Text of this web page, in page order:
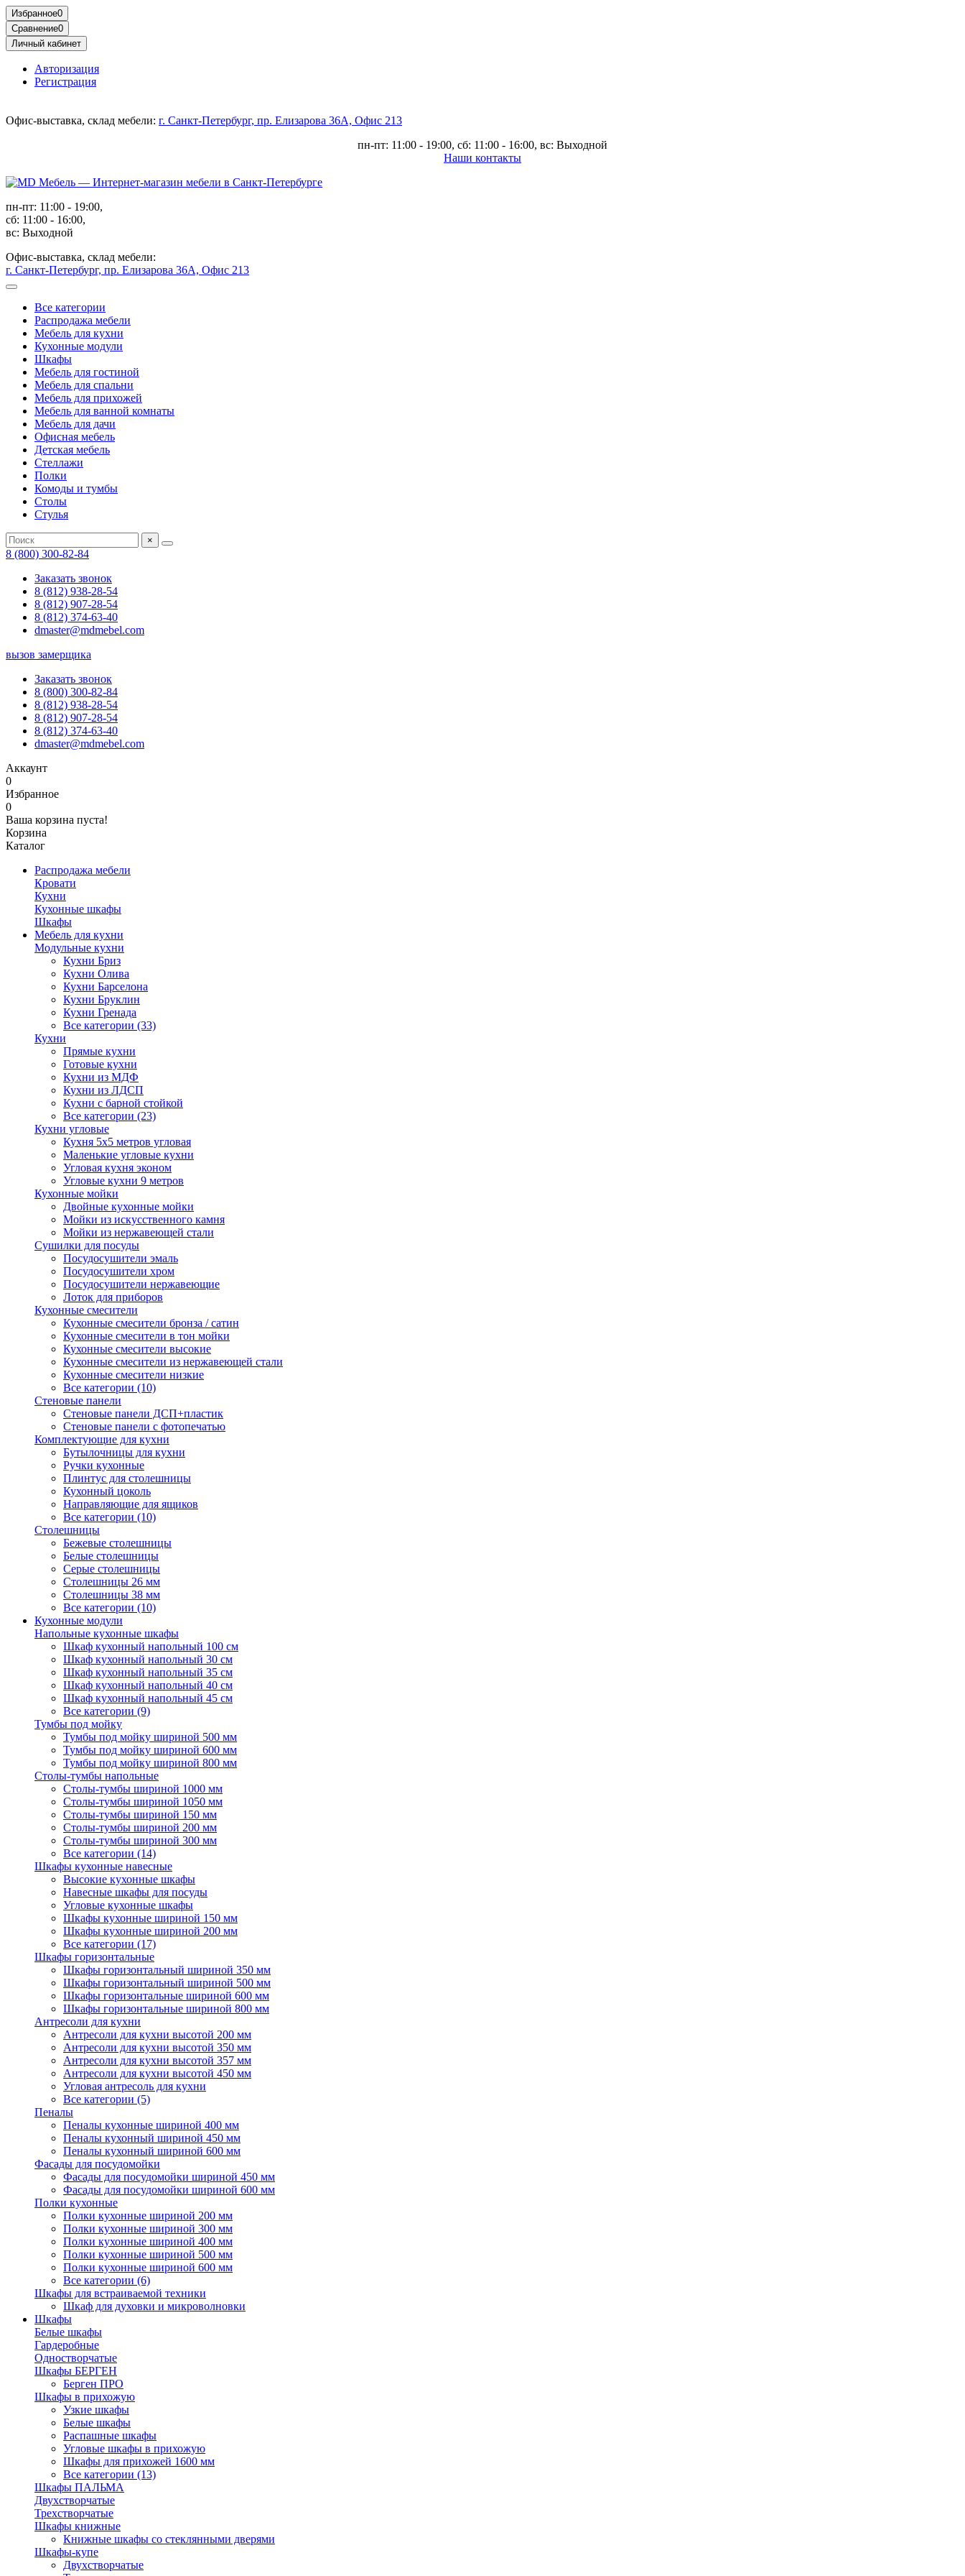
Избранное0
Сравнение0
Личный кабинет
Авторизация
Регистрация
Офис-выставка, склад мебели: г. Санкт-Петербург, пр. Елизарова 36А, Офис 213
пн-пт: 11:00 - 19:00, сб: 11:00 - 16:00, вс: Выходной
Наши контакты
пн-пт: 11:00 - 19:00,
сб: 11:00 - 16:00,
вс: Выходной
Офис-выставка, склад мебели:
г. Санкт-Петербург, пр. Елизарова 36А, Офис 213
Все категории
Распродажа мебели
Мебель для кухни
Кухонные модули
Шкафы
Мебель для гостиной
Мебель для спальни
Мебель для прихожей
Мебель для ванной комнаты
Мебель для дачи
Офисная мебель
Детская мебель
Стеллажи
Полки
Комоды и тумбы
Столы
Стулья
×
8 (800) 300-82-84
Заказать звонок
8 (812) 938-28-54
8 (812) 907-28-54
8 (812) 374-63-40
dmaster@mdmebel.com
вызов замерщика
Заказать звонок
8 (800) 300-82-84
8 (812) 938-28-54
8 (812) 907-28-54
8 (812) 374-63-40
dmaster@mdmebel.com
Аккаунт
0
Избранное
0
Ваша корзина пуста!
Корзина
Каталог
Распродажа мебели
Кровати
Кухни
Кухонные шкафы
Шкафы
Мебель для кухни
Модульные кухни
Кухни Бриз
Кухни Олива
Кухни Барселона
Кухни Бруклин
Кухни Гренада
Все категории (33)
Кухни
Прямые кухни
Готовые кухни
Кухни из МДФ
Кухни из ЛДСП
Кухни с барной стойкой
Все категории (23)
Кухни угловые
Кухня 5х5 метров угловая
Маленькие угловые кухни
Угловая кухня эконом
Угловые кухни 9 метров
Кухонные мойки
Двойные кухонные мойки
Мойки из искусственного камня
Мойки из нержавеющей стали
Сушилки для посуды
Посудосушители эмаль
Посудосушители хром
Посудосушители нержавеющие
Лоток для приборов
Кухонные смесители
Кухонные смесители бронза / сатин
Кухонные смесители в тон мойки
Кухонные смесители высокие
Кухонные смесители из нержавеющей стали
Кухонные смесители низкие
Все категории (10)
Стеновые панели
Стеновые панели ДСП+пластик
Стеновые панели с фотопечатью
Комплектующие для кухни
Бутылочницы для кухни
Ручки кухонные
Плинтус для столешницы
Кухонный цоколь
Направляющие для ящиков
Все категории (10)
Столешницы
Бежевые столешницы
Белые столешницы
Серые столешницы
Столешницы 26 мм
Столешницы 38 мм
Все категории (10)
Кухонные модули
Напольные кухонные шкафы
Шкаф кухонный напольный 100 см
Шкаф кухонный напольный 30 см
Шкаф кухонный напольный 35 см
Шкаф кухонный напольный 40 см
Шкаф кухонный напольный 45 см
Все категории (9)
Тумбы под мойку
Тумбы под мойку шириной 500 мм
Тумбы под мойку шириной 600 мм
Тумбы под мойку шириной 800 мм
Столы-тумбы напольные
Столы-тумбы шириной 1000 мм
Столы-тумбы шириной 1050 мм
Столы-тумбы шириной 150 мм
Столы-тумбы шириной 200 мм
Столы-тумбы шириной 300 мм
Все категории (14)
Шкафы кухонные навесные
Высокие кухонные шкафы
Навесные шкафы для посуды
Угловые кухонные шкафы
Шкафы кухонные шириной 150 мм
Шкафы кухонные шириной 200 мм
Все категории (17)
Шкафы горизонтальные
Шкафы горизонтальный шириной 350 мм
Шкафы горизонтальный шириной 500 мм
Шкафы горизонтальные шириной 600 мм
Шкафы горизонтальные шириной 800 мм
Антресоли для кухни
Антресоли для кухни высотой 200 мм
Антресоли для кухни высотой 350 мм
Антресоли для кухни высотой 357 мм
Антресоли для кухни высотой 450 мм
Угловая антресоль для кухни
Все категории (5)
Пеналы
Пеналы кухонные шириной 400 мм
Пеналы кухонный шириной 450 мм
Пеналы кухонный шириной 600 мм
Фасады для посудомойки
Фасады для посудомойки шириной 450 мм
Фасады для посудомойки шириной 600 мм
Полки кухонные
Полки кухонные шириной 200 мм
Полки кухонные шириной 300 мм
Полки кухонные шириной 400 мм
Полки кухонные шириной 500 мм
Полки кухонные шириной 600 мм
Все категории (6)
Шкафы для встраиваемой техники
Шкаф для духовки и микроволновки
Шкафы
Белые шкафы
Гардеробные
Одностворчатые
Шкафы БЕРГЕН
Берген ПРО
Шкафы в прихожую
Узкие шкафы
Белые шкафы
Распашные шкафы
Угловые шкафы в прихожую
Шкафы для прихожей 1600 мм
Все категории (13)
Шкафы ПАЛЬМА
Двухстворчатые
Трехстворчатые
Шкафы книжные
Книжные шкафы со стеклянными дверями
Шкафы-купе
Двухстворчатые